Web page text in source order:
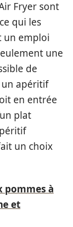
Fryer sont
qui les
un emploi
une
de
apéritif
en entrée
plat
un choix
pommes à
et